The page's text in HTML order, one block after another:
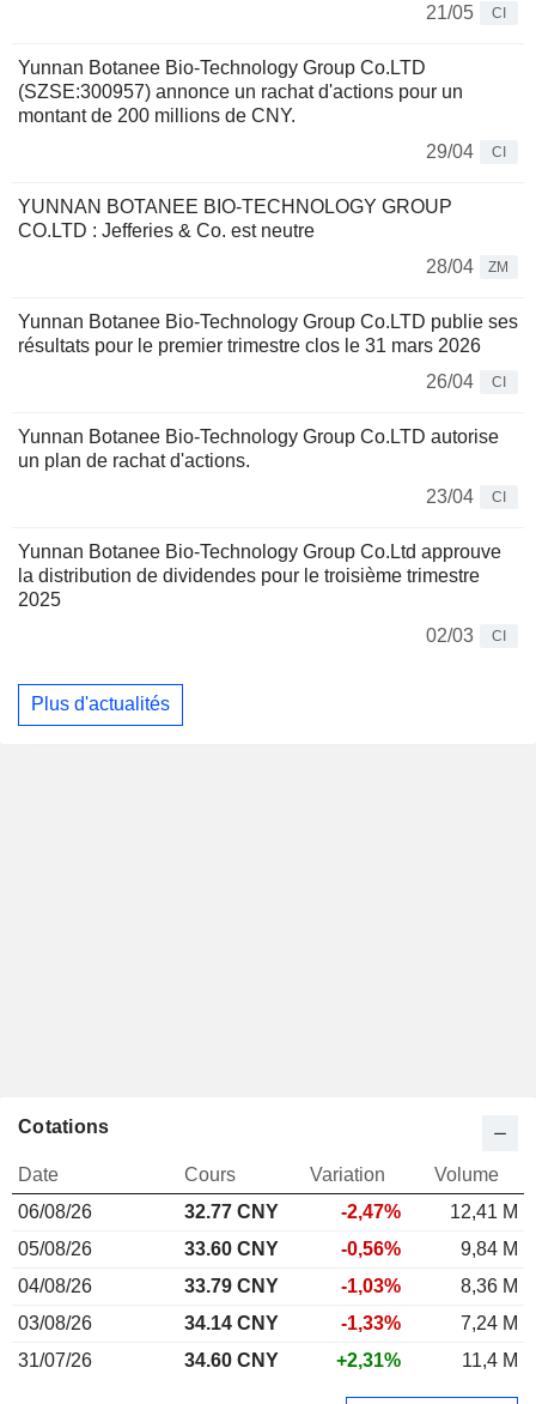
21/05
CI
Yunnan Botanee Bio-Technology Group Co.LTD
(SZSE:300957) annonce un rachat d'actions pour un
montant de 200 millions de CNY.
29/04
CI
YUNNAN BOTANEE BIO-TECHNOLOGY GROUP
CO.LTD : Jefferies & Co. est neutre
28/04
ZM
Yunnan Botanee Bio-Technology Group Co.LTD publie ses
résultats pour le premier trimestre clos le 31 mars 2026
26/04
CI
Yunnan Botanee Bio-Technology Group Co.LTD autorise
un plan de rachat d'actions.
23/04
CI
Yunnan Botanee Bio-Technology Group Co.Ltd approuve
la distribution de dividendes pour le troisième trimestre
2025
02/03
CI
Plus d'actualités
Cotations
Date Cours Variation
Volume
06/08/26
32.77 CNY -2,47%
12,41 M
05/08/26
33.60 CNY -0,56%
9,84 M
04/08/26
33.79 CNY -1,03%
8,36 M
03/08/26
34.14 CNY -1,33%
7,24 M
31/07/26
34.60 CNY +2,31% 11,4 M